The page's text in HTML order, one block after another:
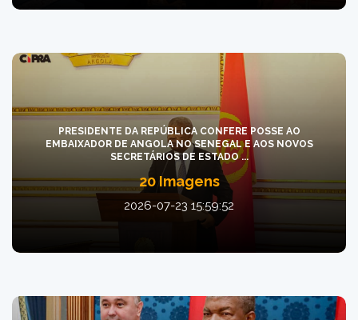
PRESIDENTE DA REPÚBLICA CONFERE POSSE AO
EMBAIXADOR DE ANGOLA NO SENEGAL E AOS NOVOS
SECRETÁRIOS DE ESTADO ...
20 Imagens
2026-07-23 15:59:52